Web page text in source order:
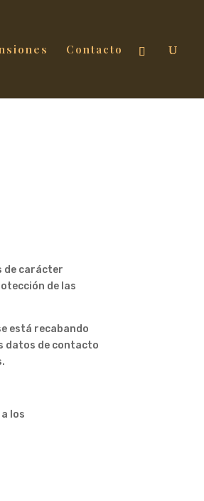
Contacto
de carácter
de las
está recabando
datos de contacto
los